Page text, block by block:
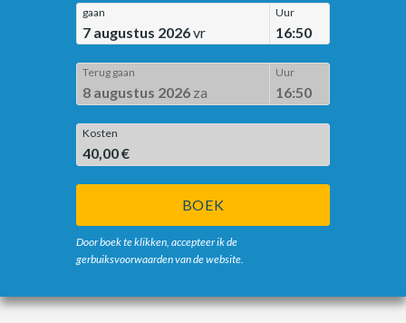
gaan
7 augustus 2026vr
Uur
16:50
Terug gaan
8 augustus 2026 za
Uur
16:50
Kosten
40,00 €
BOEK
Door boek te klikken, accepteer ik de
gerbuiksvoorwaarden van de website.